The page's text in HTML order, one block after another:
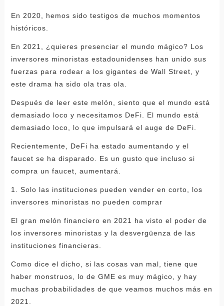
En 2020, hemos sido testigos de muchos momentos
históricos.
En 2021, ¿quieres presenciar el mundo mágico? Los
inversores minoristas estadounidenses han unido sus
fuerzas para rodear a los gigantes de Wall Street, y
este drama ha sido ola tras ola.
Después de leer este melón, siento que el mundo está
demasiado loco y necesitamos DeFi. El mundo está
demasiado loco, lo que impulsará el auge de DeFi.
Recientemente, DeFi ha estado aumentando y el
faucet se ha disparado. Es un gusto que incluso si
compra un faucet, aumentará.
1. Solo las instituciones pueden vender en corto, los
inversores minoristas no pueden comprar
El gran melón financiero en 2021 ha visto el poder de
los inversores minoristas y la desvergüenza de las
instituciones financieras.
Como dice el dicho, si las cosas van mal, tiene que
haber monstruos, lo de GME es muy mágico, y hay
muchas probabilidades de que veamos muchos más en
2021.